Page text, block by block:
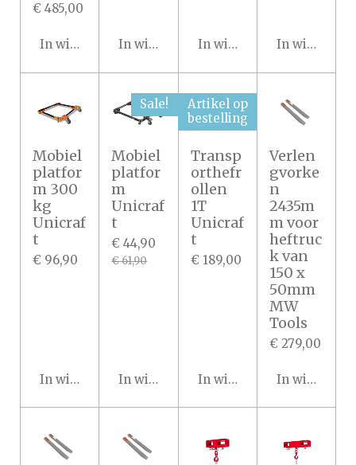
€ 485,00
In winkelwagenIn winkelwagenIn winkelwagen
In
Mobiel
platfor
m 300
kg
Unicraf
t
€ 96,90
In winkelwagen
Sale!
Mobiel
platfor
m
Unicraf
t
€ 44,90
€ 61,90
In winkelwagen
Artikel op
bestelling
Transp
orthefr
ollen
1T
Unicraf
t
€ 189,00
In winkelwagen
Verlen
gvorke
n
2435m
m voor
heftruc
k van
150 x
50mm
MW
Tools
€ 279,00
In